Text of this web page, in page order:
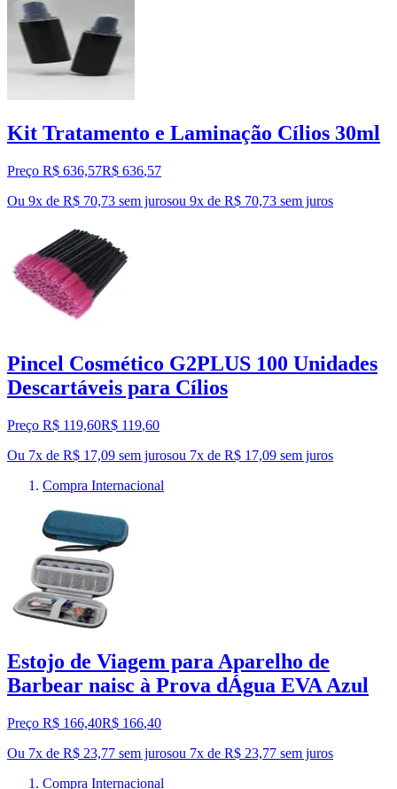
Kit Tratamento e Laminação Cílios 30ml
Preço R$ 636,57R$ 636,57
Ou 9x de R$ 70,73 sem jurosou 9x de R$ 70,73 sem juros
Pincel Cosmético G2PLUS 100 Unidades
Descartáveis para Cílios
Preço R$ 119,60R$ 119,60
Ou 7x de R$ 17,09 sem jurosou 7x de R$ 17,09 sem juros
Compra Internacional
Estojo de Viagem para Aparelho de
Barbear naisc à Prova dÁgua EVA Azul
Preço R$ 166,40R$ 166,40
Ou 7x de R$ 23,77 sem jurosou 7x de R$ 23,77 sem juros
Compra Internacional